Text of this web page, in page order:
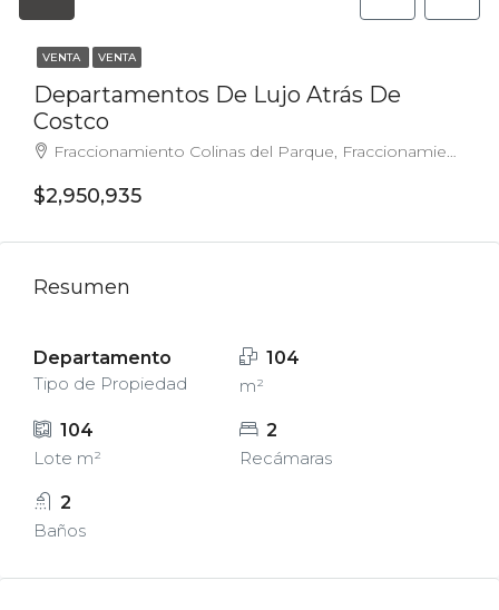
VENTA VENTA
Departamentos De Lujo Atrás De
Costco
Fraccionamiento Colinas del Parque, Fraccionamiento Rinconada del Parque, San Luis Potosí, Municipio de San Luis Potosí, San Luis Potosí, 78294, México
$2,950,935
Resumen
Departamento
Tipo de Propiedad
104
m²
104
Lote m²
2
Recámaras
2
Baños